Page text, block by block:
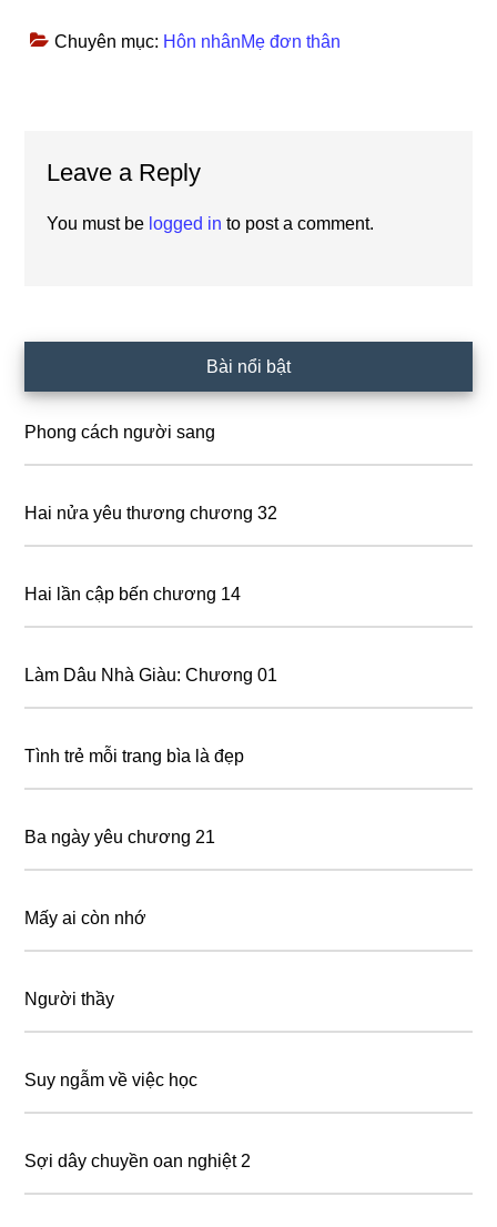
Chuyên mục: Hôn nhânMẹ đơn thân
Interactions
Leave a Reply
You must be logged in to post a comment.
Sidebar
Bài nổi bật
Phong cách người sang
Hai nửa yêu thương chương 32
Hai lần cập bến chương 14
Làm Dâu Nhà Giàu: Chương 01
Tình trẻ mỗi trang bìa là đẹp
Ba ngày yêu chương 21
Mấy ai còn nhớ
Người thầy
Suy ngẫm về việc học
Sợi dây chuyền oan nghiệt 2